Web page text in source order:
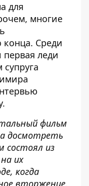
для
многие
Среди
леди
фильм
досмотреть
состоял из
их
когда
вторжение.